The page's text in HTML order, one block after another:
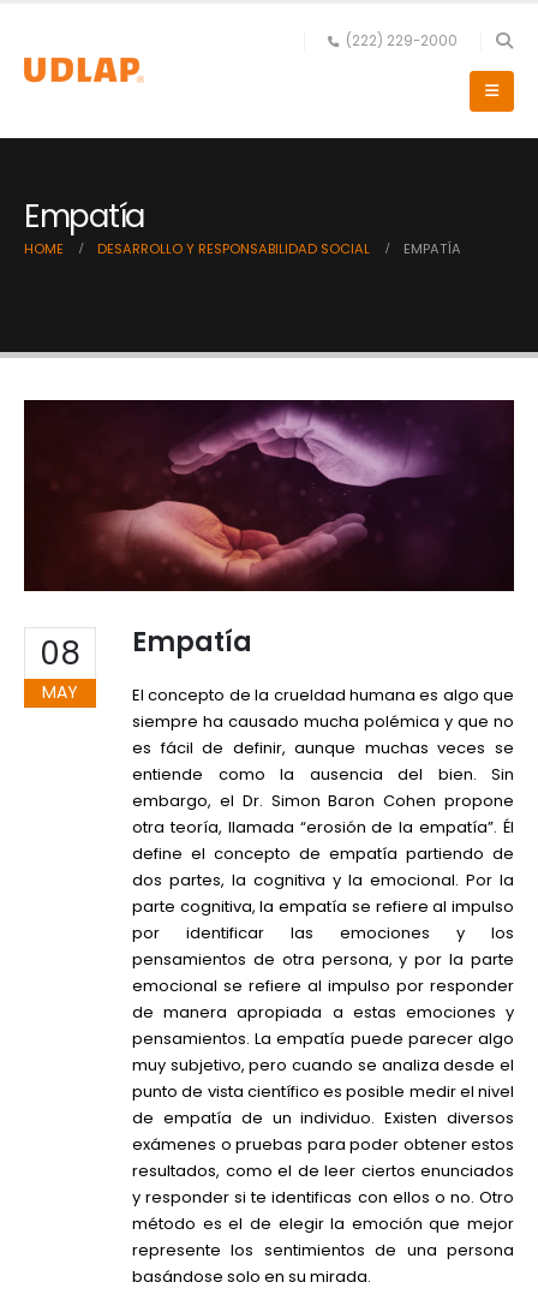
(222) 229-2000
Empatía
HOME DESARROLLO Y RESPONSABILIDAD SOCIAL EMPATÍA
08
MAY
Empatía
El concepto de la crueldad humana es algo que
siempre ha causado mucha polémica y que no
es fácil de definir, aunque muchas veces se
entiende como la ausencia del bien. Sin
embargo, el Dr. Simon Baron Cohen propone
otra teoría, llamada “erosión de la empatía”. Él
define el concepto de empatía partiendo de
dos partes, la cognitiva y la emocional. Por la
parte cognitiva, la empatía se refiere al impulso
por identificar las emociones y los
pensamientos de otra persona, y por la parte
emocional se refiere al impulso por responder
de manera apropiada a estas emociones y
pensamientos. La empatía puede parecer algo
muy subjetivo, pero cuando se analiza desde el
punto de vista científico es posible medir el nivel
de empatía de un individuo. Existen diversos
exámenes o pruebas para poder obtener estos
resultados, como el de leer ciertos enunciados
y responder si te identificas con ellos o no. Otro
método es el de elegir la emoción que mejor
represente los sentimientos de una persona
basándose solo en su mirada.